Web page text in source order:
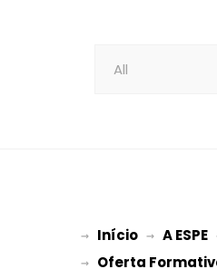
→ Início → A ESPE
→ Oferta